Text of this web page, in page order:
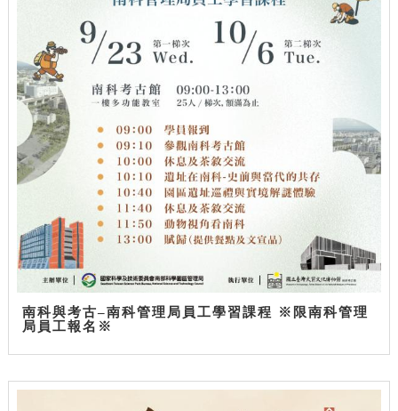
南科與考古–南科管理局員工學習課程 ※限南科管理
局員工報名※